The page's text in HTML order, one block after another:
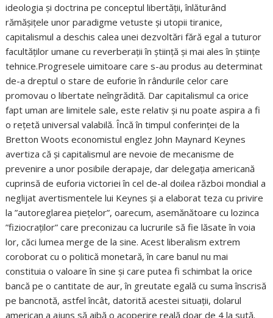
ideologia și doctrina pe conceptul libertății, înlăturând
rămășițele unor paradigme vetuste și utopii tiranice,
capitalismul a deschis calea unei dezvoltări fără egal a tuturor
facultăților umane cu reverberații în știință și mai ales în științe
tehnice.Progresele uimitoare care s-au produs au determinat
de-a dreptul o stare de euforie în rândurile celor care
promovau o libertate neîngrădită. Dar capitalismul ca orice
fapt uman are limitele sale, este relativ și nu poate aspira a fi
o rețetă universal valabilă. Încă în timpul conferinței de la
Bretton Woots economistul englez John Maynard Keynes
avertiza că și capitalismul are nevoie de mecanisme de
prevenire a unor posibile derapaje, dar delegația americană
cuprinsă de euforia victoriei în cel de-al doilea război mondial a
neglijat avertismentele lui Keynes și a elaborat teza cu privire
la ”autoreglarea piețelor”, oarecum, asemănătoare cu lozinca
”fiziocraților” care preconizau ca lucrurile să fie lăsate în voia
lor, căci lumea merge de la sine. Acest liberalism extrem
coroborat cu o politică monetară, în care banul nu mai
constituia o valoare în sine și care putea fi schimbat la orice
bancă pe o cantitate de aur, în greutate egală cu suma înscrisă
pe bancnotă, astfel încât, datorită acestei situații, dolarul
american a ajuns să aibă o acoperire reală doar de 4 la sută.